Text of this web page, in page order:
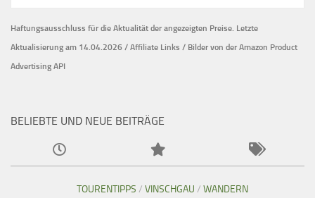
Haftungsausschluss für die Aktualität der angezeigten Preise. Letzte
Aktualisierung am 14.04.2026 / Affiliate Links / Bilder von der Amazon Product
Advertising API
BELIEBTE UND NEUE BEITRÄGE
TOURENTIPPS / VINSCHGAU / WANDERN